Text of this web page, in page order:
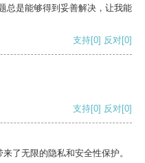
总是能够得到妥善解决，让我能
支持[0] 反对[0]
支持[0] 反对[0]
了无限的隐私和安全性保护。